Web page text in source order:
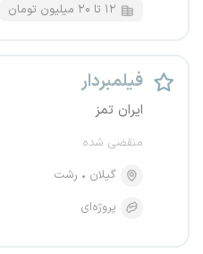
۱۲ تا ۲۰ میلیون تومان
فیلمبردار
ایران تمز
منقضی شده
گیلان
رشت
پروژه‌ای